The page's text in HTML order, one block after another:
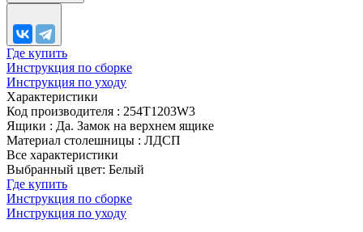
Где купить
Инструкция по сборке
Инструкция по уходу
Характеристики
Код производителя : 254T1203W3
Ящики : Да. Замок на верхнем ящике
Материал столешницы : ЛДСП
Все характеристики
Выбранный цвет: Белый
Где купить
Инструкция по сборке
Инструкция по уходу